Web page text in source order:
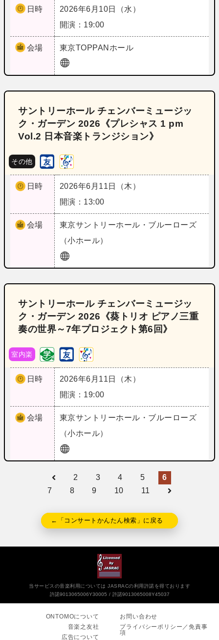
日時
2026年6月10日（水）
開演：19:00
会場 東京TOPPANホール
サントリーホール チェンバーミュージッ
ク・ガーデン 2026《プレシャス 1 pm
Vol.2 日本音楽トランジション》
その他
日時
2026年6月11日（木）
開演：13:00
会場 東京サントリーホール・ブルーローズ
（小ホール）
サントリーホール チェンバーミュージッ
ク・ガーデン 2026《葵トリオ ピアノ三重
奏の世界～7年プロジェクト第6回》
室内楽
日時
2026年6月11日（木）
開演：19:00
会場 東京サントリーホール・ブルーローズ
（小ホール）
2 3 4 5
6
7
8 9 10 11
←「コンサートかんたん検索」に戻る
当サービスの音楽利用については JASRACの利用許諾を得ております
許諾9013065006Y30005
許諾9013065008Y45037
ONTOMOについて
音楽之友社
広告について
お問い合わせ
プライバシーポリシー／免責事
項